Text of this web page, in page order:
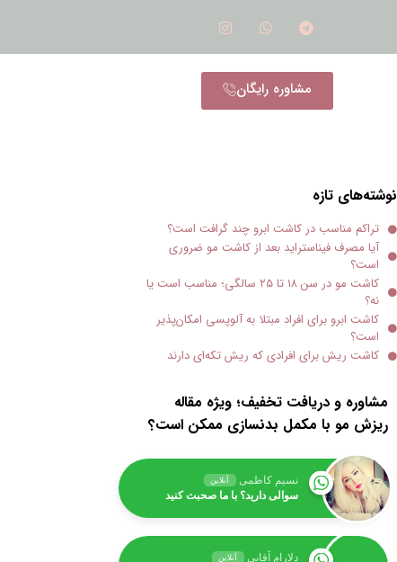
مشاوره رایگان
نوشته‌های تازه
تراکم مناسب در کاشت ابرو چند گرافت است؟
آیا مصرف فیناستراید بعد از کاشت مو ضروری
است؟
کاشت مو در سن ۱۸ تا ۲۵ سالگی؛ مناسب است یا
نه؟
کاشت ابرو برای افراد مبتلا به آلوپسی امکان‌پذیر
است؟
کاشت ریش برای افرادی که ریش تکه‌ای دارند
مشاوره و دریافت تخفیف؛ ویژه مقاله
ریزش مو با مکمل بدنسازی ممکن است؟
نسیم کاظمی آنلاین
سوالی دارید؟ با ما صحبت کنید
دلارام آقایی آنلاین